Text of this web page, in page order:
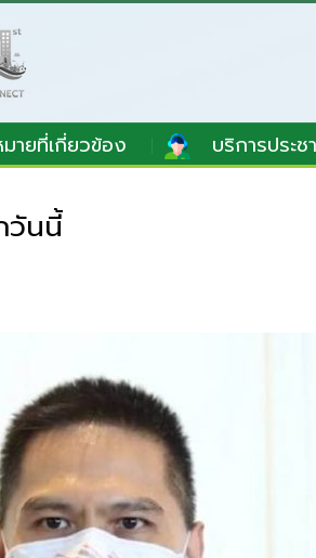
ายที่เกี่ยวข้อง บริการประช
วันนี้